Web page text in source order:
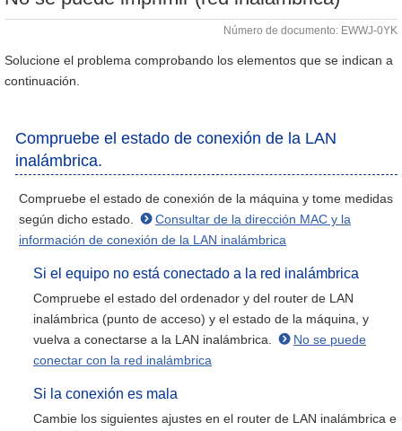
Número de documento: EWWJ-0YK
Solucione el problema comprobando los elementos que se indican a
continuación.
Compruebe el estado de conexión de la LAN
inalámbrica.
Compruebe el estado de conexión de la máquina y tome medidas
según dicho estado.
Consultar de la dirección MAC y la
información de conexión de la LAN inalámbrica
Si el equipo no está conectado a la red inalámbrica
Compruebe el estado del ordenador y del router de LAN
inalámbrica (punto de acceso) y el estado de la máquina, y
vuelva a conectarse a la LAN inalámbrica.
No se puede
conectar con la red inalámbrica
Si la conexión es mala
Cambie los siguientes ajustes en el router de LAN inalámbrica e